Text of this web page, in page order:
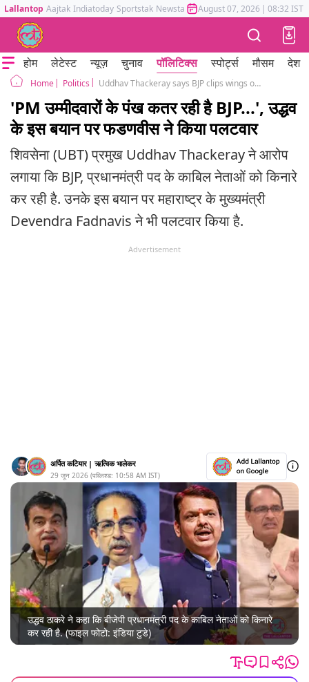
Lallantop Aajtak Indiatoday Sportstak Newstak Mumbai Tak Astrotak
August 07, 2026 | 08:32 IST
होम लेटेस्ट न्यूज़ चुनाव पॉलिटिक्स स्पोर्ट्स मौसम देश
Home Politics Uddhav Thackeray says BJP clips wings of PM candidates Shivraj Singh Chouhan Devendra Fadnavis
'PM उम्मीदवारों के पंख कतर रही है BJP...', उद्धव
के इस बयान पर फडणवीस ने किया पलटवार
शिवसेना (UBT) प्रमुख Uddhav Thackeray ने आरोप
लगाया कि BJP, प्रधानमंत्री पद के काबिल नेताओं को किनारे
कर रही है. उनके इस बयान पर महाराष्ट्र के मुख्यमंत्री
Devendra Fadnavis ने भी पलटवार किया है.
Advertisement
अर्पित कटियार | ऋत्विक भालेकर
29 जून 2026 (पब्लिश्ड: 10:58 AM IST)
उद्धव ठाकरे ने कहा कि बीजेपी प्रधानमंत्री पद के काबिल नेताओं को किनारे
कर रही है. (फाइल फोटो: इंडिया टुडे)